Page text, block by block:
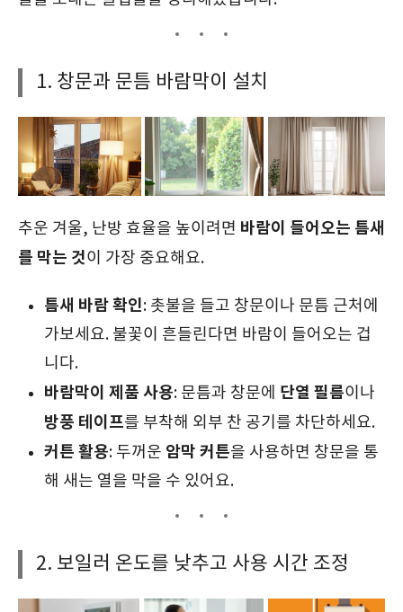
1. 창문과 문틈 바람막이 설치
추운 겨울, 난방 효율을 높이려면 바람이 들어오는 틈새
를 막는 것이 가장 중요해요.
틈새 바람 확인: 촛불을 들고 창문이나 문틈 근처에
가보세요. 불꽃이 흔들린다면 바람이 들어오는 겁
니다.
바람막이 제품 사용: 문틈과 창문에 단열 필름이나
방풍 테이프를 부착해 외부 찬 공기를 차단하세요.
커튼 활용: 두꺼운 암막 커튼을 사용하면 창문을 통
해 새는 열을 막을 수 있어요.
2. 보일러 온도를 낮추고 사용 시간 조정